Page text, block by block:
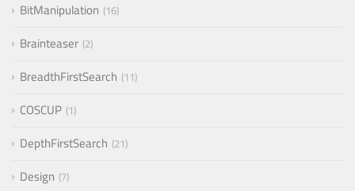
BitManipulation 16
Brainteaser 2
BreadthFirstSearch 11
COSCUP 1
DepthFirstSearch 21
Design 7